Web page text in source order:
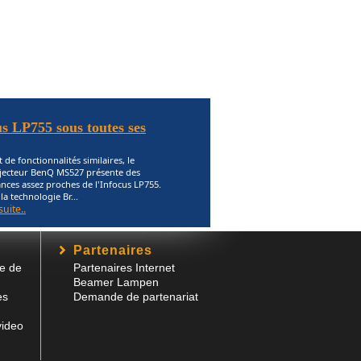
sous toutes ses
de fonctionnalités similaires, le
BenQ MS527 présente des
assez proches de l'Infocus LP755.
technologie Br...
de
Partenaires
Partenaires Internet
Beamer Lampen
Demande de partenariat